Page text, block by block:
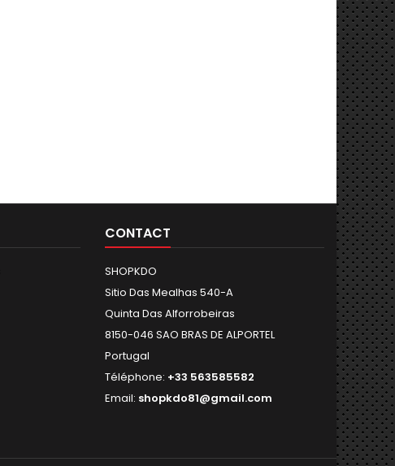
CONTACT
SHOPKDO
Sitio Das Mealhas 540-A
Quinta Das Alforrobeiras
8150-046 SAO BRAS DE ALPORTEL
Portugal
Téléphone: +33 563585582
Email: shopkdo81@gmail.com